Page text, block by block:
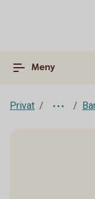
Meny
Privat